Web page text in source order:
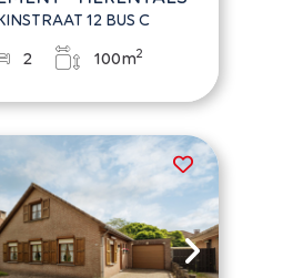
12 BUS C
2 100m2